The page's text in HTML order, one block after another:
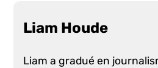
Liam Houde
Liam a gradué en